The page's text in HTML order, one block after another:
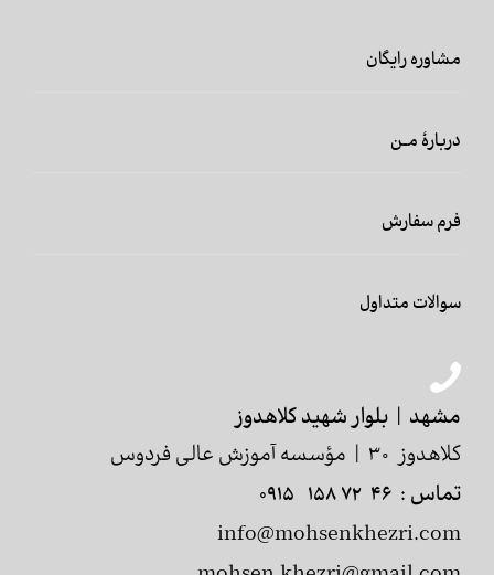
مشاوره رایگان
دربارۀ مـن
فرم سفارش
سوالات متداول
مشهد | بلوار شهید کلاهدوز
کلاهدوز 30 | مؤسسه آموزش عالی فردوس
تماس : 46 72 158 0915
info@mohsenkhezri.com